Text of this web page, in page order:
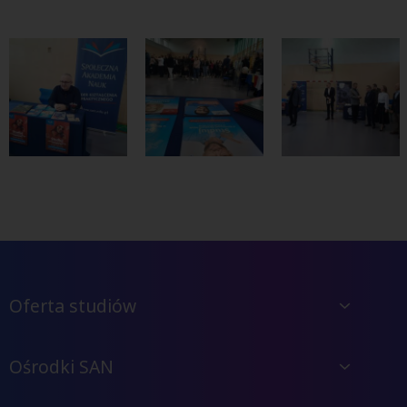
Oferta studiów
Ośrodki SAN